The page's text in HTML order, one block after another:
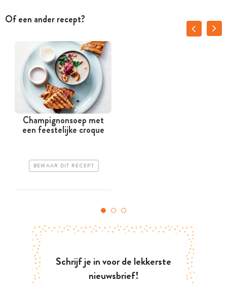
Of een ander recept?
Champignonsoep met
een feestelijke croque
BEWAAR DIT RECEPT
Schrijf je in voor de lekkerste
nieuwsbrief!